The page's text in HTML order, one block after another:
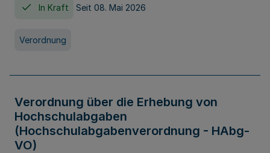
In Kraft Seit 08. Mai 2026
Verordnung
Verordnung über die Erhebung von
Hochschulabgaben
(Hochschulabgabenverordnung - HAbg-
VO)